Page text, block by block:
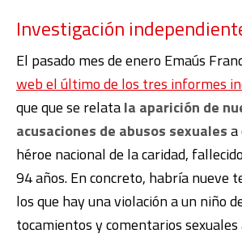
Investigación
El pasado mes de enero Emaús
web el último de los tres informes
que que se relatala aparición de
acusaciones de abusos sexualesa
héroe nacional de la caridad,
94 años. En concreto, habría nueve
los que hay una violación a un niño
tocamientos y comentarios